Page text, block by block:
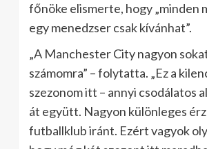
főnöke elismerte, hogy „minden
egy menedzser csak kívánhat”.
„A Manchester City nagyon
számomra” – folytatta. „Ez a
szezonom itt – annyi csodálatos
át együtt. Nagyon különleges
futballklub iránt. Ezért vagyok